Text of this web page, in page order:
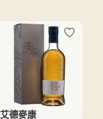
艾德麥康